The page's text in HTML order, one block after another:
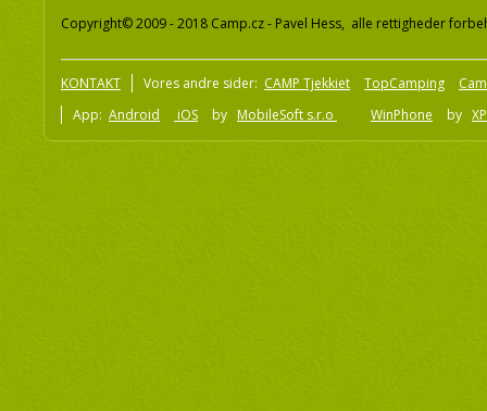
Copyright© 2009 - 2018 Camp.cz - Pavel Hess, alle rettigheder
KONTAKT Vores andre sider: CAMP Tjekkiet TopCamping
App: Android iOS by MobileSoft s.r.o WinPhone by